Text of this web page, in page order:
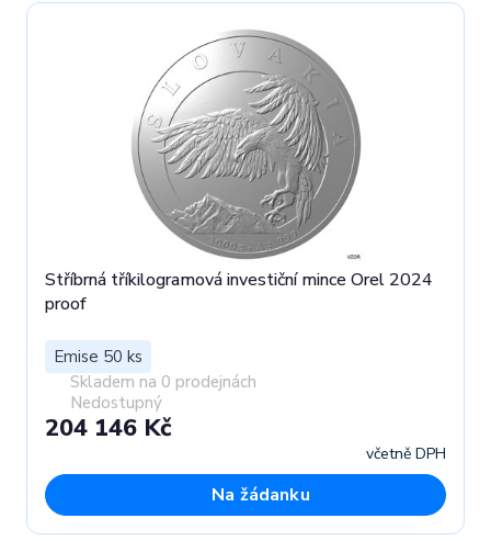
Stříbrná tříkilogramová investiční mince Orel 2024
proof
Emise 50 ks
Skladem na 0 prodejnách
Nedostupný
204 146 Kč
včetně DPH
Na žádanku